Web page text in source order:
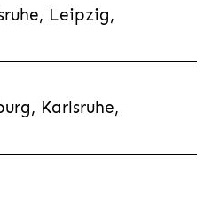
Leipzig,
Karlsruhe,